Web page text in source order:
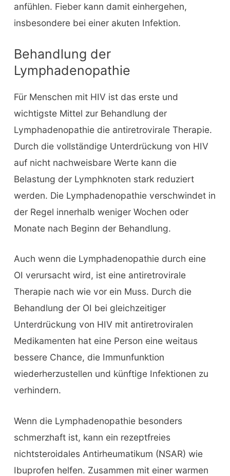
anfühlen. Fieber kann damit einhergehen,
insbesondere bei einer akuten Infektion.
Behandlung der
Lymphadenopathie
Für Menschen mit HIV ist das erste und
wichtigste Mittel zur Behandlung der
Lymphadenopathie die antiretrovirale Therapie.
Durch die vollständige Unterdrückung von HIV
auf nicht nachweisbare Werte kann die
Belastung der Lymphknoten stark reduziert
werden. Die Lymphadenopathie verschwindet in
der Regel innerhalb weniger Wochen oder
Monate nach Beginn der Behandlung.
Auch wenn die Lymphadenopathie durch eine
OI verursacht wird, ist eine antiretrovirale
Therapie nach wie vor ein Muss. Durch die
Behandlung der OI bei gleichzeitiger
Unterdrückung von HIV mit antiretroviralen
Medikamenten hat eine Person eine weitaus
bessere Chance, die Immunfunktion
wiederherzustellen und künftige Infektionen zu
verhindern.
Wenn die Lymphadenopathie besonders
schmerzhaft ist, kann ein rezeptfreies
nichtsteroidales Antirheumatikum (NSAR) wie
Ibuprofen helfen. Zusammen mit einer warmen